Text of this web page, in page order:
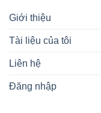
Giới thiệu
Tài liệu của tôi
Liên hệ
Đăng nhập